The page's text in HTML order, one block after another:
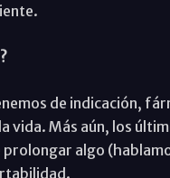
de indicación,
vida. Más aún, los
algo